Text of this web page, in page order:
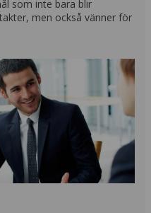
som inte bara blir
men också vänner för